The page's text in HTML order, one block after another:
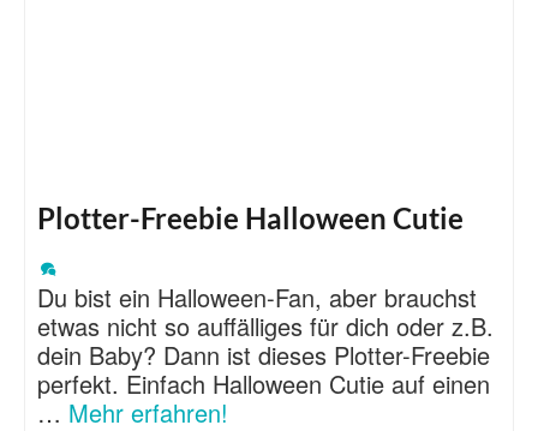
Plotter-Freebie Halloween Cutie
Du bist ein Halloween-Fan, aber brauchst
etwas nicht so auffälliges für dich oder z.B.
dein Baby? Dann ist dieses Plotter-Freebie
perfekt. Einfach Halloween Cutie auf einen
… Mehr erfahren!